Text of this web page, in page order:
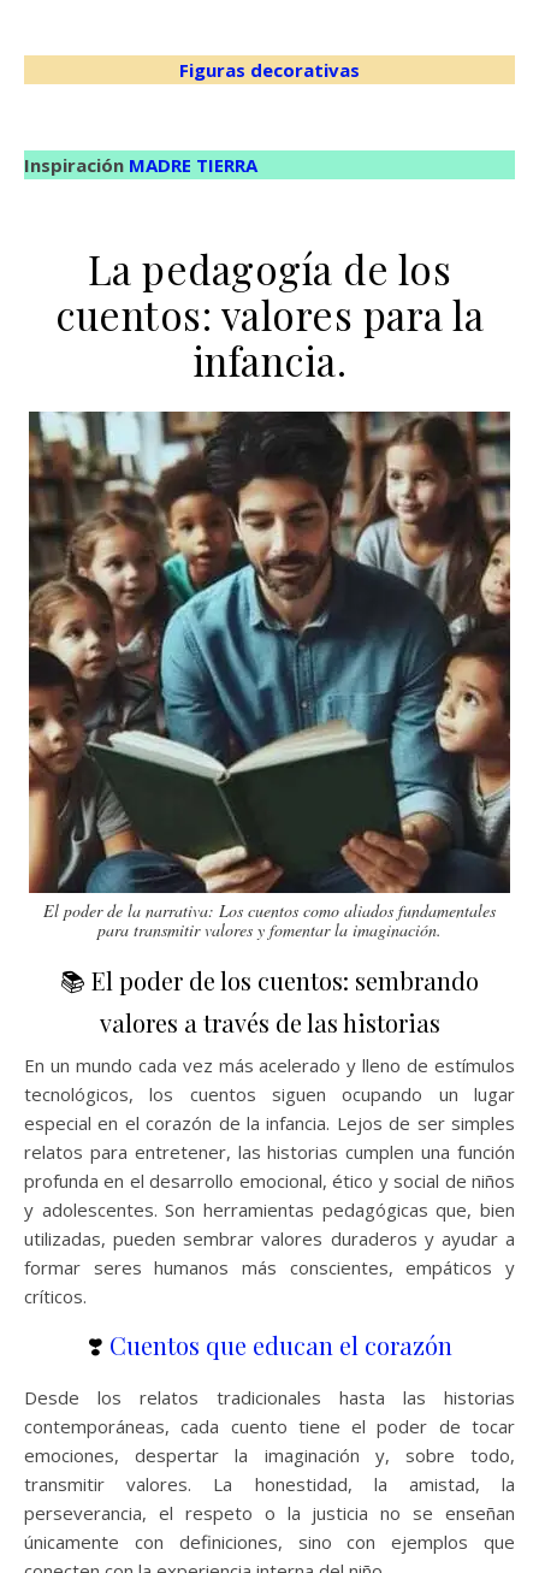
Figuras decorativas
Inspiración MADRE TIERRA
La pedagogía de los
cuentos: valores para la
infancia.
El poder de la narrativa: Los cuentos como aliados fundamentales
para transmitir valores y fomentar la imaginación.
📚 El poder de los cuentos: sembrando
valores a través de las historias
En un mundo cada vez más acelerado y lleno de estímulos
tecnológicos, los cuentos siguen ocupando un lugar
especial en el corazón de la infancia. Lejos de ser simples
relatos para entretener, las historias cumplen una función
profunda en el desarrollo emocional, ético y social de niños
y adolescentes. Son herramientas pedagógicas que, bien
utilizadas, pueden sembrar valores duraderos y ayudar a
formar seres humanos más conscientes, empáticos y
críticos.
❣️ Cuentos que educan el corazón
Desde los relatos tradicionales hasta las historias
contemporáneas, cada cuento tiene el poder de tocar
emociones, despertar la imaginación y, sobre todo,
transmitir valores. La honestidad, la amistad, la
perseverancia, el respeto o la justicia no se enseñan
únicamente con definiciones, sino con ejemplos que